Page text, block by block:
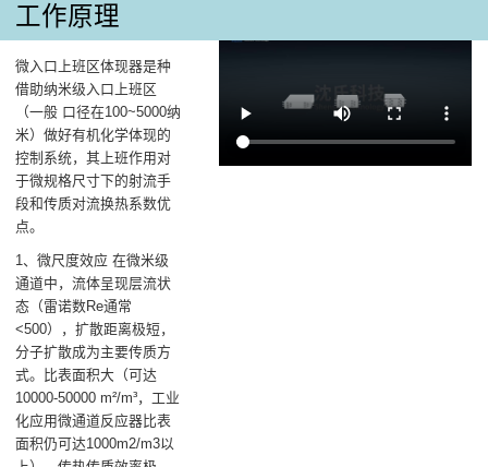
工作原理
微入口上班区体现器是种
借助纳米级入口上班区
（一般 口径在100~5000纳
米）做好有机化学体现的
控制系统，其上班作用对
于微规格尺寸下的射流手
段和传质对流换热系数优
点。
1、微尺度效应 在微米级
通道中，流体呈现层流状
态（雷诺数Re通常
<500），扩散距离极短，
分子扩散成为主要传质方
式。比表面积大（可达
10000-50000 m²/m³，工业
化应用微通道反应器比表
面积仍可达1000m2/m3以